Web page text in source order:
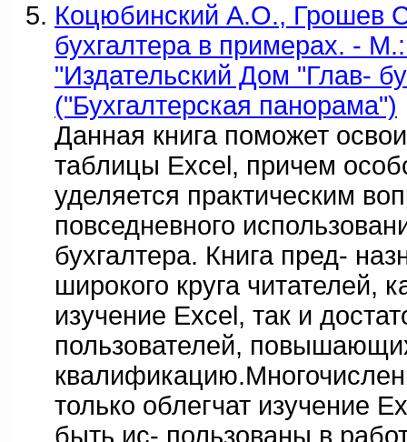
Коцюбинский А.О., Грошев
бухгалтера в примерах. -
"Издательский Дом "Глав-
("Бухгалтерская панорама")
Данная книга поможет
таблицы Excel, причем
уделяется практическим
повседневного
бухгалтера. Книга пред-
широкого круга читателей,
изучение Excel, так и
пользователей,
только облегчат изучение
быть ис- пользованы в